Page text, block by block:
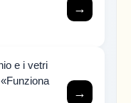
→
e i vetri
→